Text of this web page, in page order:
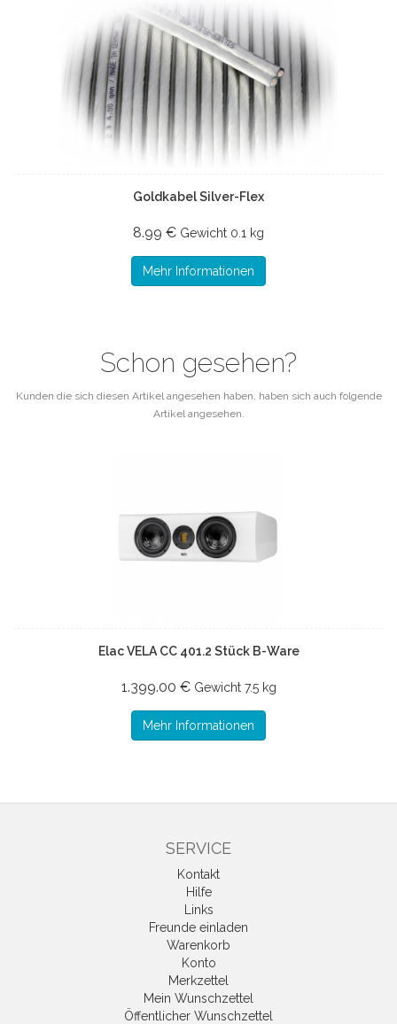
Goldkabel Silver-Flex
8.99 € Gewicht 0.1 kg
Mehr Informationen
Schon gesehen?
Kunden die sich diesen Artikel angesehen haben, haben sich auch folgende
Artikel angesehen.
Elac VELA CC 401.2 Stück B-Ware
1.399.00 € Gewicht 7.5 kg
Mehr Informationen
SERVICE
Kontakt
Hilfe
Links
Freunde einladen
Warenkorb
Konto
Merkzettel
Mein Wunschzettel
Öffentlicher Wunschzettel